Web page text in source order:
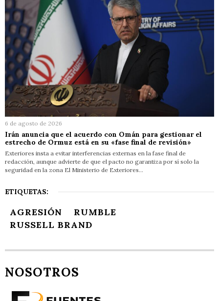
6 de agosto de 2026
Irán anuncia que el acuerdo con Omán para gestionar el
estrecho de Ormuz está en su «fase final de revisión»
Exteriores insta a evitar interferencias externas en la fase final de
redacción, aunque advierte de que el pacto no garantiza por sí solo la
seguridad en la zona El Ministerio de Exteriores…
ETIQUETAS:
AGRESIÓN
RUMBLE
RUSSELL BRAND
NOSOTROS